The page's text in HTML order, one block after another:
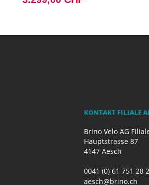
KONTAKT FILIALE
Brino Velo AG
Hauptstrasse 87
4147 Aesch
0041 (0) 61 751 28
aesch@brino.ch